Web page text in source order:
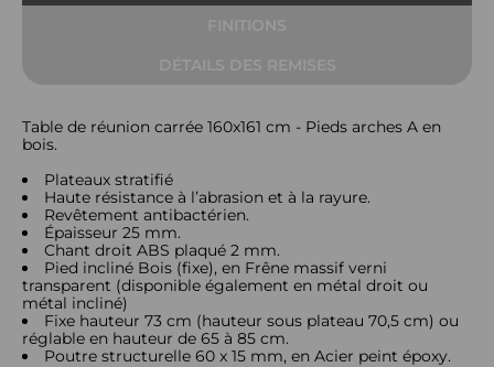
Table de réunion carrée 160x161 cm - Pieds arches A en
bois.
Plateaux stratifié
Haute résistance à l’abrasion et à la rayure.
Revêtement antibactérien.
Épaisseur 25 mm.
Chant droit ABS plaqué 2 mm.
Pied incliné Bois (fixe), en Frêne massif verni
transparent (disponible également en métal droit ou
métal incliné)
Fixe hauteur 73 cm (hauteur sous plateau 70,5 cm) ou
réglable en hauteur de 65 à 85 cm.
Poutre structurelle 60 x 15 mm, en Acier peint époxy.